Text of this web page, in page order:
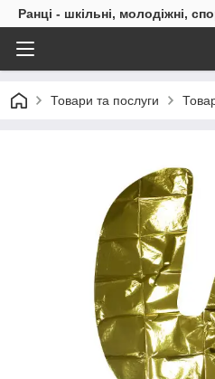
Ранці - шкільні, молодіжні,
Товари та послуги